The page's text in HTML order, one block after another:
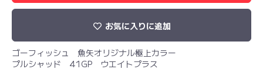
お気に入りに追加
ゴーフィッシュ 魚矢オリジナル極上カラー
プルシャッド 41GP ウエイトプラス